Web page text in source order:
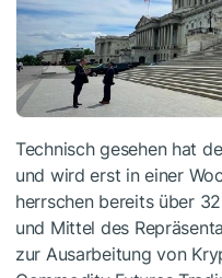
Technisch gesehen hat
und wird erst in einer
herrschen bereits über
und Mittel des
zur Ausarbeitung von